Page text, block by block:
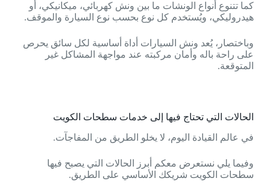
كما تتنوع أنواع الونشات ما بين ونش كهربائي، ميكانيكي، أو
هيدروليكي، ويُستخدم كل نوع بحسب نوع السيارة والموقف.
وباختصار، يُعد ونش السيارات أداة أساسية لكل سائق يحرص
على راحة باله وأمان مركبته عند مواجهة المشاكل غير
المتوقعة.
الحالات التي تحتاج فيها إلى خدمات سطحات الكويت
في عالم القيادة اليوم، لا يخلو الطريق من المفاجآت.
وفيما يلي نستعرض معكم أبرز الحالات التي يصبح فيها
سطحات الكويت شريكك الأساسي على الطريق.